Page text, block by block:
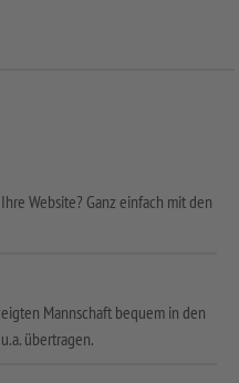
Website? Ganz einfach mit den
Mannschaft bequem in den
übertragen.